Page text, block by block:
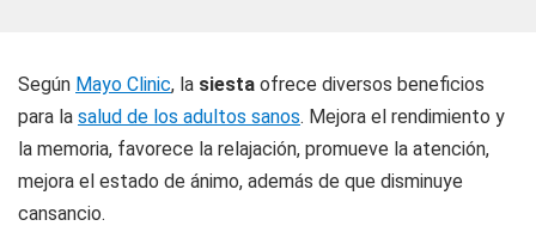
Según Mayo Clinic, la siesta ofrece diversos beneficios
para la salud de los adultos sanos. Mejora el rendimiento y
la memoria, favorece la relajación, promueve la atención,
mejora el estado de ánimo, además de que disminuye
cansancio.